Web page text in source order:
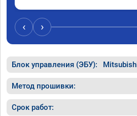
данную процедуру. Если ваш
исправен и своевременно
вреда это не нанесёт
‹ ›
Блок управления (ЭБУ):
Метод прошивки:
Срок работ: